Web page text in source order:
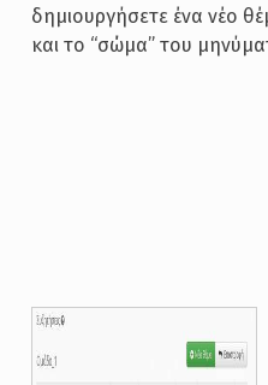
δημιουργήσετε ένα νέο
και το “σώμα” του